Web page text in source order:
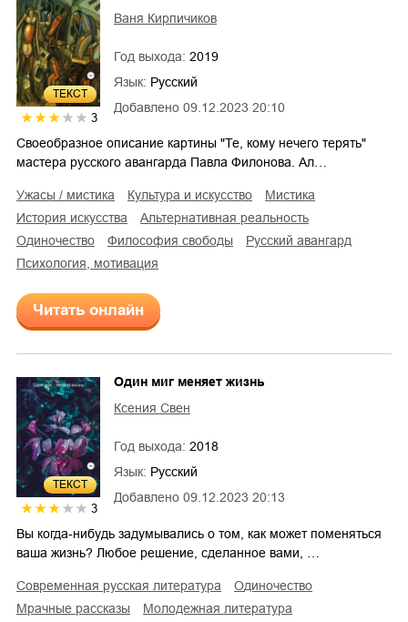
ТЕКСТ
3
Добавлено 09.12.2023 20:10
Ваня Кирпичиков
Год выхода: 2019
Язык: Русский
Своеобразное описание картины "Те, кому нечего терять"
мастера русского авангарда Павла Филонова. Ал…
ужасы / мистика культура и искусство
мистика
история искусства
альтернативная реальность
одиночество
философия свободы
русский авангард
психология, мотивация
Читать онлайн
ТЕКСТ
3
Добавлено 09.12.2023 20:13
Один миг меняет жизнь
Ксения Свен
Год выхода: 2018
Язык: Русский
Вы когда-нибудь задумывались о том, как может поменяться
ваша жизнь? Любое решение, сделанное вами, …
современная русская литература
одиночество
мрачные рассказы
молодежная литература